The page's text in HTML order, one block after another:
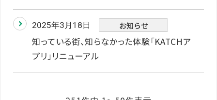
2025年3月18日 お知らせ
知っている街、知らなかった体験「KATCHア
プリ」リニューアル